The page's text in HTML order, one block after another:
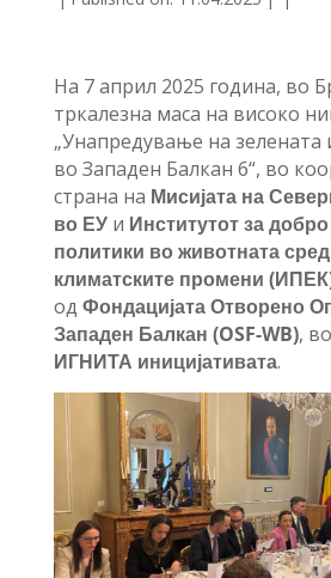
На 7 април 2025 година, во
тркалезна маса на високо
„Унапредување на зелената
во Западен Балкан 6“, во
страна на Мисијата на
во ЕУи Институтот за
политики во животната
климатските промени (ИПЕК
од Фондацијата Отворено О
Западен Балкан (OSF-WB),
ИГНИТА иницијативата.